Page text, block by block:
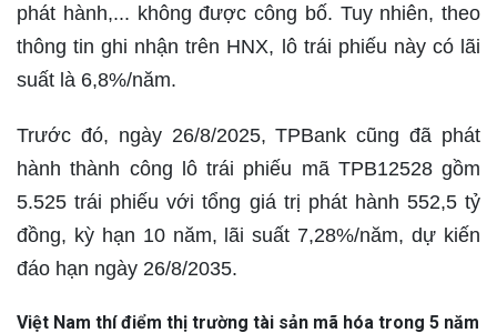
phát hành,... không được công bố. Tuy nhiên, theo
thông tin ghi nhận trên HNX, lô trái phiếu này có lãi
suất là 6,8%/năm.
Trước đó, ngày 26/8/2025, TPBank cũng đã phát
hành thành công lô trái phiếu mã TPB12528 gồm
5.525 trái phiếu với tổng giá trị phát hành 552,5 tỷ
đồng, kỳ hạn 10 năm, lãi suất 7,28%/năm, dự kiến
đáo hạn ngày 26/8/2035.
Việt Nam thí điểm thị trường tài sản mã hóa trong 5 năm